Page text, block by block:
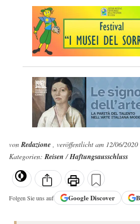
vonRedazione , veröffentlicht am 12/06/2020
Kategorien:Reisen/Haftungsausschluss
Folgen Sie uns auf GoogleDiscover